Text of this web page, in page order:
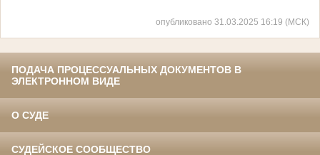
опубликовано 31.03.2025 16:19 (МСК)
ПОДАЧА ПРОЦЕССУАЛЬНЫХ ДОКУМЕНТОВ В
ЭЛЕКТРОННОМ ВИДЕ
О СУДЕ
СУДЕЙСКОЕ СООБЩЕСТВО